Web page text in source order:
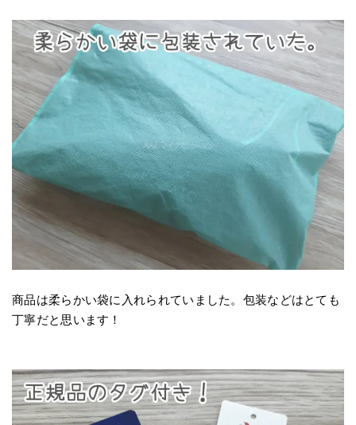
商品は柔らかい袋に入れられていました。包装などはとても
丁寧だと思います！